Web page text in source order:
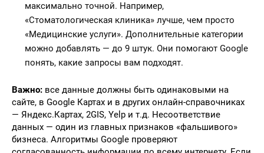
максимально точной. Например,
«Стоматологическая клиника» лучше, чем просто
«Медицинские услуги». Дополнительные категории
можно добавлять — до 9 штук. Они помогают Google
понять, какие запросы вам подходят.
Важно: все данные должны быть одинаковыми на
сайте, в Google Картах и в других онлайн-справочниках
— Яндекс.Картах, 2GIS, Yelp и т.д. Несоответствие
данных — один из главных признаков «фальшивого»
бизнеса. Алгоритмы Google проверяют